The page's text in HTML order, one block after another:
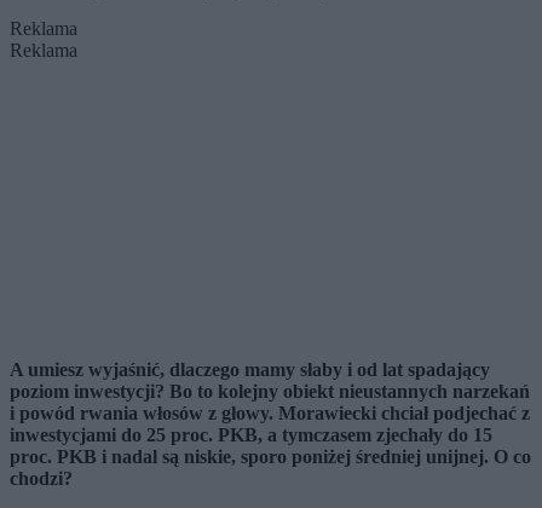
Reklama
Reklama
A umiesz wyjaśnić, dlaczego mamy słaby i od lat spadający
poziom inwestycji? Bo to kolejny obiekt nieustannych narzekań
i powód rwania włosów z głowy. Morawiecki chciał podjechać z
inwestycjami do 25 proc. PKB, a tymczasem zjechały do 15
proc. PKB i nadal są niskie, sporo poniżej średniej unijnej. O co
chodzi?